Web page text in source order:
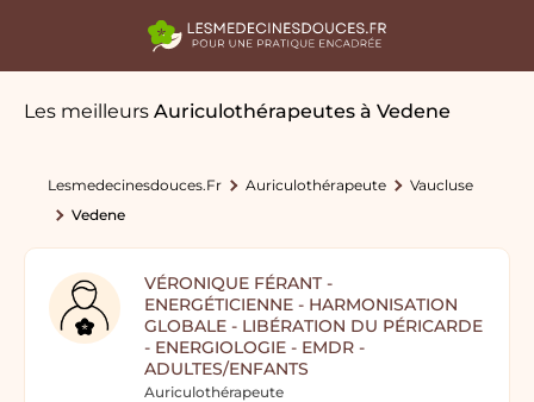
Les meilleurs Auriculothérapeutes à Vedene
Lesmedecinesdouces.fr Auriculothérapeute
Vaucluse
Vedene
VÉRONIQUE FÉRANT -
ENERGÉTICIENNE - HARMONISATION
GLOBALE - LIBÉRATION DU PÉRICARDE
- ENERGIOLOGIE - EMDR -
ADULTES/ENFANTS
Auriculothérapeute